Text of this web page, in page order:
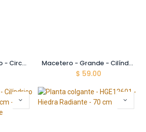
Macetero - Mediano - Circular - 38*35cm - Oro Arenado Macetero - Grande - Cilíndrico - Liso - 35*70cm - Negro Mate
$ 59.00